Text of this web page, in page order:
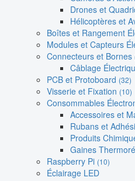
Drones et
Hélicoptères et
Boîtes et Rangement
Modules et Capteurs
Connecteurs et Bornes
Câblage
PCB et Protoboard (32)
Visserie et Fixation (10)
Consommables
Accessoires et
Rubans et
Produits
Gaines
Raspberry Pi (10)
Éclairage LED